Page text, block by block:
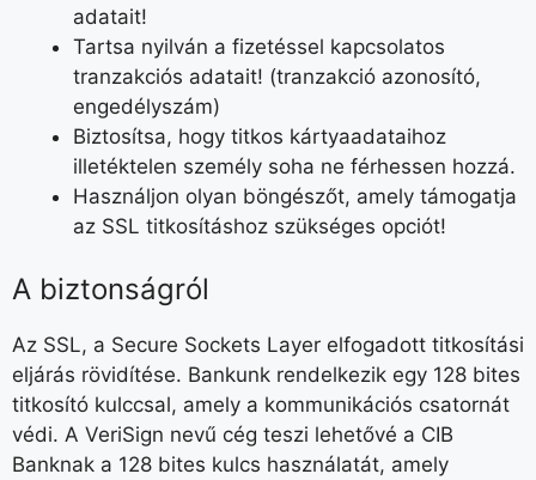
adatait!
Tartsa nyilván a fizetéssel kapcsolatos
tranzakciós adatait! (tranzakció azonosító,
engedélyszám)
Biztosítsa, hogy titkos kártyaadataihoz
illetéktelen személy soha ne férhessen hozzá.
Használjon olyan böngészőt, amely támogatja
az SSL titkosításhoz szükséges opciót!
A biztonságról
Az SSL, a Secure Sockets Layer elfogadott titkosítási
eljárás rövidítése. Bankunk rendelkezik egy 128 bites
titkosító kulccsal, amely a kommunikációs csatornát
védi. A VeriSign nevű cég teszi lehetővé a CIB
Banknak a 128 bites kulcs használatát, amely